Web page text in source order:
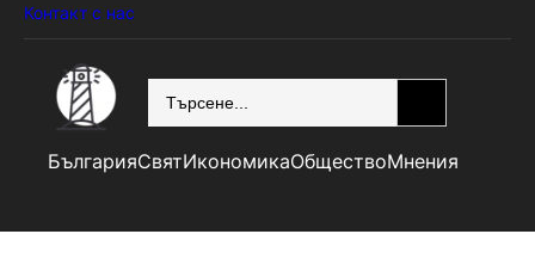
Контакт с нас
БългарияСвятИкономикаОбществоМнения